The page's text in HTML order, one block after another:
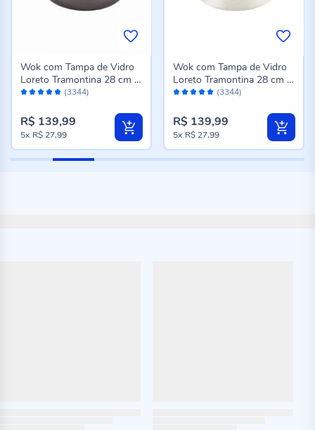
Avaliação: (3344)
Wok com Tampa de Vidro
Loreto Tramontina 28 cm -
Grafite
R$ 139,99
5x R$ 27,99
Avaliação: (3344)
Wok com Tampa de Vidro
Loreto Tramontina 28 cm -
Bege
R$ 139,99
5x R$ 27,99